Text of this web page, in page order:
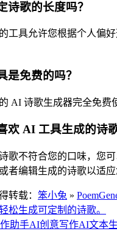
诗歌的长度吗？
工具允许您根据个人偏
是免费的吗？
AI 诗歌生成器完全免费
欢 AI 工具生成的诗
歌不符合您的口味，您
者编辑生成的诗歌以适应
转载： 笨小兔 »
松生成可定制的诗歌。
助手AI创意写作AI文本